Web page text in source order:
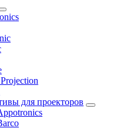
для проекторов